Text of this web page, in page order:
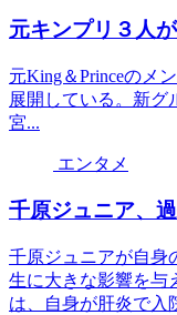
元キンプリ３人
元King＆Princeのメ
展開している。新グ
宮...
エンタメ
千原ジュニア、
千原ジュニアが自身
生に大きな影響を与
は、自身が肝炎で入